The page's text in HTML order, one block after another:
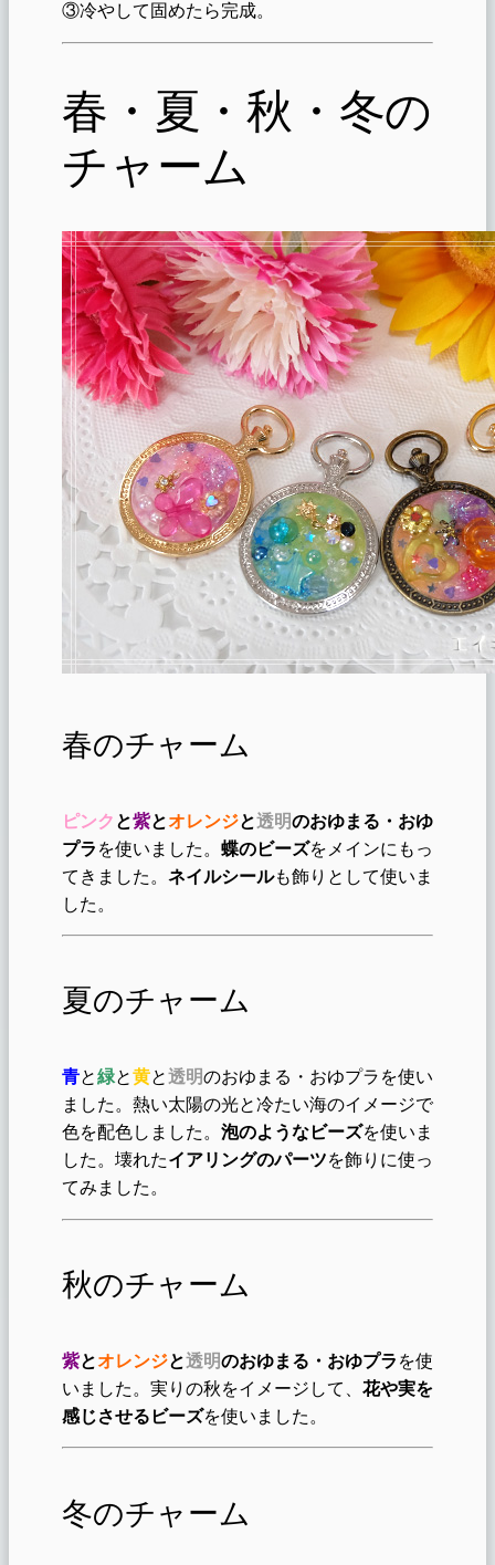
③冷やして固めたら完成。
春・夏・秋・冬の
チャーム
春のチャーム
ピンク と紫とオレンジと透明のおゆまる・おゆ
プラ を使いました。 蝶のビーズをメインにもっ
てきました。 ネイルシールも飾りとして使いま
した。
夏のチャーム
青と緑と黄と透明のおゆまる・おゆプラを使い
ました。熱い太陽の光と冷たい海のイメージで
色を配色しました。 泡のようなビーズを使いま
した。壊れたイアリングのパーツを飾りに使っ
てみました。
秋のチャーム
紫とオレンジと透明のおゆまる・おゆプラ を使
いました。実りの秋をイメージして、 花や実を
感じさせるビーズを使いました。
冬のチャーム